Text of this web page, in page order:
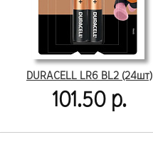
DURACELL LR6 BL2 (24шт)
101.50 р.